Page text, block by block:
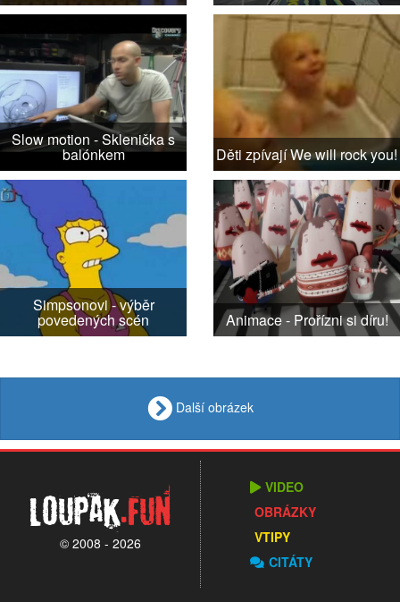
Slow motion - Sklenička s
balónkem Děti zpívají We will rock you!
Simpsonovi - výběr
povedených scén Animace - Prořízni si díru!
Další obrázek
Loupak.fun
© 2008 - 2026
VIDEO
OBRÁZKY
VTIPY
CITÁTY